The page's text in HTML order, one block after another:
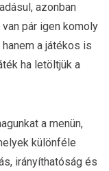
azonban
pár igen komoly
a játékos is
ha letöltjük a
a menün,
különféle
irányíthatóság és